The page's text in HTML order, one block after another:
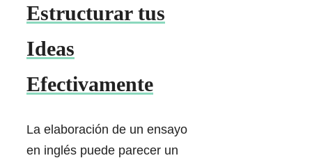
Estructurar tus
Ideas
Efectivamente
La elaboración de un ensayo
en inglés puede parecer un